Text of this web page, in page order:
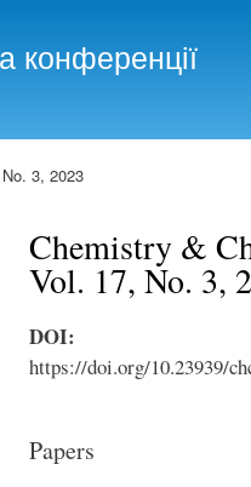
конференції
3, 2023
Chemistry &
Vol. 17, No. 3,
DOI:
https://doi.org/10.23939/
Papers